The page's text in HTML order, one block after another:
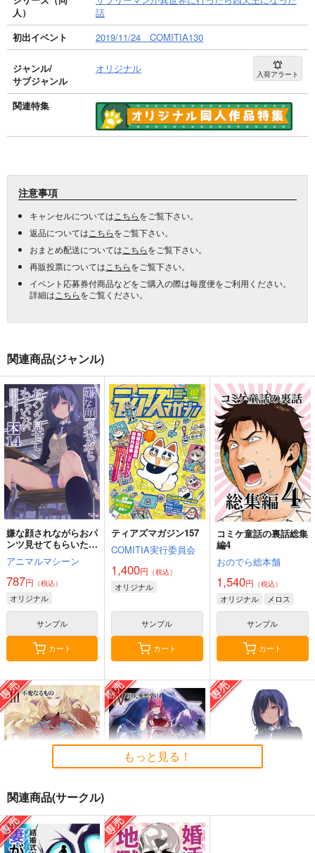
人）
話
初出イベント
2019/11/24 COMITIA130
ジャンル/
サブジャンル
オリジナル 入荷アラート
関連特集
注意事項
キャンセルについては こちらをご覧下さい。
返品については こちらをご覧下さい。
おまとめ配送については こちらをご覧下さい。
再販投票については こちらをご覧下さい。
イベント応募券付商品などをご購入の際は毎度便をご利用ください。
詳細は こちらをご覧ください。
関連商品(ジャンル)
嫌な顔されながらおパ
ンツ見せてもらいたい
本14
アニマルマシーン
787円 （税込）
オリジナル
サンプル
カート
ティアズマガジン157
COMITIA実行委員会
1,400円 （税込）
オリジナル
サンプル
カート
コミケ童話の裏話総集
編4
おのでら総本舗
1,540円 （税込）
オリジナル メロス
サンプル
カート
黒白のアヴェスター 3
黒白のアヴェスター 4
もっと見る！
関連商品(サークル)